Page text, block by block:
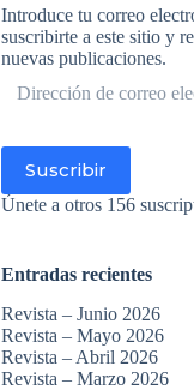
Introduce tu correo
suscribirte a este sitio y
nuevas publicaciones.
de
Suscribir
Únete a otros 156
Entradas recientes
Revista – Junio 2026
Revista – Mayo 2026
Revista – Abril 2026
Revista – Marzo 2026